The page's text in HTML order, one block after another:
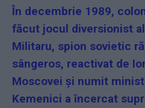
În decembrie 1989,
făcut jocul diversionist
Militaru, spion sovietic
sângeros, reactivat de
Moscovei și numit
Kemenici a încercat